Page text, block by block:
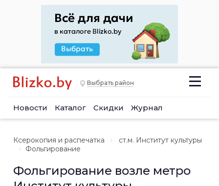
Выбрать район
Новости Каталог Скидки Журнал
Ксерокопия и распечатка
ст.м. Институт культуры
Фольгирование
Фольгирование возле метро